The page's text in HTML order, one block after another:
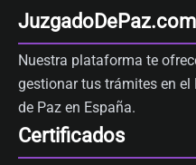
JuzgadoDePaz.com
Nuestra plataforma te
gestionar tus trámites en
de Paz en España.
Certificados